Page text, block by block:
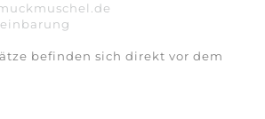
befinden sich direkt vor dem